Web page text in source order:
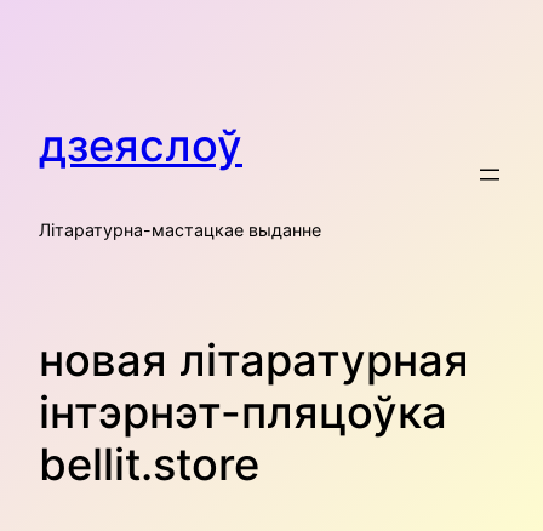
дзеяслоў
Літаратурна-мастацкае выданне
новая літаратурная
інтэрнэт-пляцоўка
bellit.store